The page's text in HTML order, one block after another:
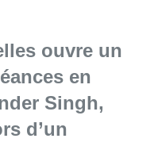
ouvre un
en
Singh,
d’un